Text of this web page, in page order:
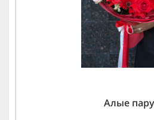
Алые